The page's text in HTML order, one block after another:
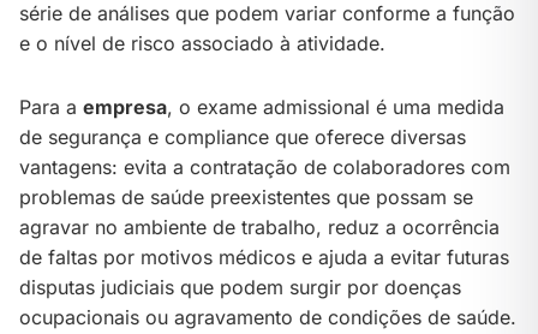
série de análises que podem variar conforme a função
e o nível de risco associado à atividade.
Para a empresa, o exame admissional é uma medida
de segurança e compliance que oferece diversas
vantagens: evita a contratação de colaboradores com
problemas de saúde preexistentes que possam se
agravar no ambiente de trabalho, reduz a ocorrência
de faltas por motivos médicos e ajuda a evitar futuras
disputas judiciais que podem surgir por doenças
ocupacionais ou agravamento de condições de saúde.